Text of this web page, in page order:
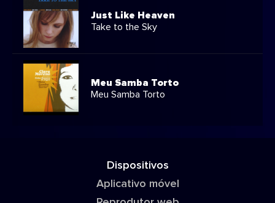
Just Like Heaven
Take to the Sky
Meu Samba Torto
Meu Samba Torto
Dispositivos
Aplicativo móvel